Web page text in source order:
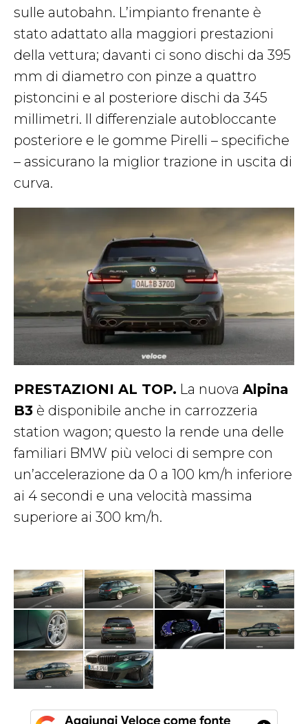
sulle autobahn. L’impianto frenante è
stato adattato alla maggiori prestazioni
della vettura; davanti ci sono dischi da 395
mm di diametro con pinze a quattro
pistoncini e al posteriore dischi da 345
millimetri. Il differenziale autobloccante
posteriore e le gomme Pirelli – specifiche
– assicurano la miglior trazione in uscita di
curva.
PRESTAZIONI AL TOP. La nuova Alpina
B3 è disponibile anche in carrozzeria
station wagon; questo la rende una delle
familiari BMW più veloci di sempre con
un’accelerazione da 0 a 100 km/h inferiore
ai 4 secondi e una velocità massima
superiore ai 300 km/h.